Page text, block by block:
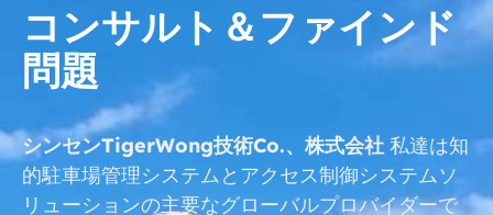
コンサルト＆ファインド
問題
シンセンTigerWong技術Co.、株式会社 私達は知
的駐車場管理システムとアクセス制御システムソ
リューションの主要なグローバルプロバイダーで